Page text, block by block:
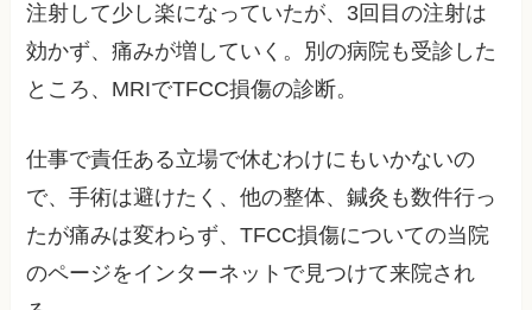
注射して少し楽になっていたが、3回目の注射は
効かず、痛みが増していく。別の病院も受診した
ところ、MRIでTFCC損傷の診断。
仕事で責任ある立場で休むわけにもいかないの
で、手術は避けたく、他の整体、鍼灸も数件行っ
たが痛みは変わらず、TFCC損傷についての当院
のページをインターネットで見つけて来院され